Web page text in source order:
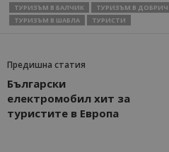
ТУРИЗЪМ В БАЛЧИК
ТУРИЗЪМ В ДОБРИЧ
ТУРИЗЪМ В ШАБЛА
ТУРИСТИ
Предишна статия
Български
електромобил хит за
туристите в Eвропа